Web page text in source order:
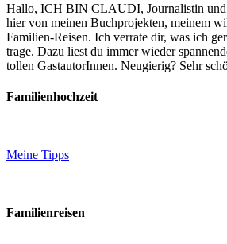
Hallo, ICH BIN CLAUDI, Journalistin und
hier von meinen Buchprojekten, meinem
Familien-Reisen. Ich verrate dir, was ich
trage. Dazu liest du immer wieder
tollen GastautorInnen. Neugierig? Sehr
Familienhochzeit
Meine Tipps
Familienreisen